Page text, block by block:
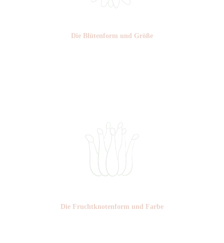
Die Blüten­form und Größe
Die Frucht­knotenform und Farbe